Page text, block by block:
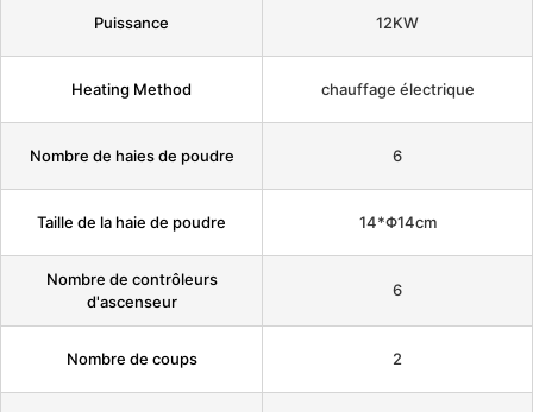
Puissance 12KW
Heating Method chauffage électrique
Nombre de haies de poudre 6
Taille de la haie de poudre 14*Φ14cm
Nombre de contrôleurs
d'ascenseur
6
Nombre de coups 2